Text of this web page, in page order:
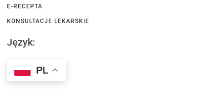
E-RECEPTA
KONSULTACJE LEKARSKIE
Język:
PL